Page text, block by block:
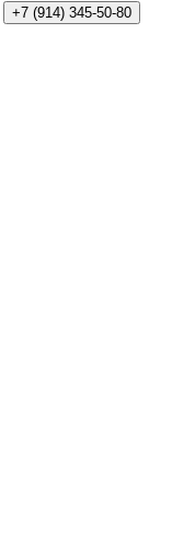
+7 (914) 345-50-80